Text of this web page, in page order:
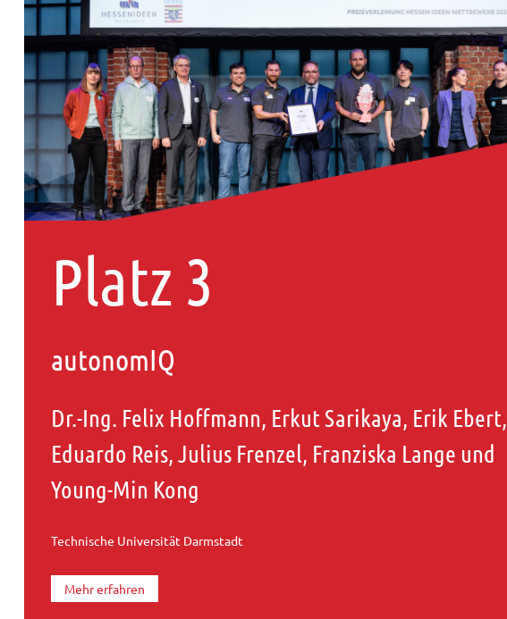
Platz 3
autonomIQ
Dr.-Ing. Felix Hoffmann, Erkut Sarikaya, Erik Ebert,
Eduardo Reis, Julius Frenzel, Franziska Lange und
Young-Min Kong
Technische Universität Darmstadt
Mehr erfahren